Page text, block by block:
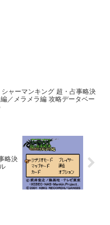
シャーマンキング 超・占事略決
／メラメラ編 攻略データベー
略決